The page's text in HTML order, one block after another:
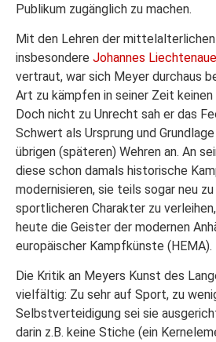
Publikum zugänglich zu machen.
Mit den Lehren der
insbesondere Johannes
vertraut, war sich Meyer durchaus
Art zu kämpfen in seiner Zeit
Doch nicht zu Unrecht sah er das
Schwert als Ursprung und
übrigen (späteren) Wehren an. An
diese schon damals historische
modernisieren, sie teils sogar neu
sportlicheren Charakter zu
heute die Geister der modernen
europäischer Kampfkünste (HEMA).
Die Kritik an Meyers Kunst des
vielfältig: Zu sehr auf Sport, zu
Selbstverteidigung sei sie
darin z.B. keine Stiche (ein